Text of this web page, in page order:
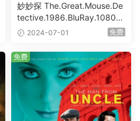
妙妙探 The.Great.Mouse.De
tective.1986.BluRay.1080p.
AVC.DTS-HD.MA.5.1-HDHo
2024-07-01 免费
免费